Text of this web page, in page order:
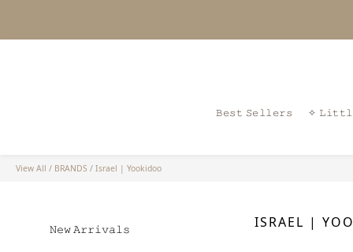
𝙱𝚎𝚜𝚝 𝚂𝚎𝚕𝚕𝚎𝚛𝚜 ✧
View All / BRANDS / Israel | Yookidoo
𝙽𝚎𝚠 𝙰𝚛𝚛𝚒𝚟𝚊𝚕𝚜 ISRAEL |